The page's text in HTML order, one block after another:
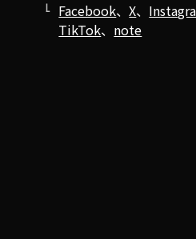
Facebook、X、
TikTok、 note